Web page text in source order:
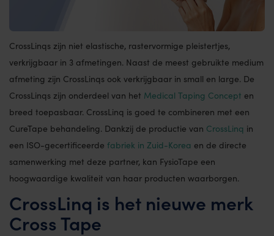
CrossLinqs zijn niet elastische, rastervormige pleistertjes,
verkrijgbaar in 3 afmetingen. Naast de meest gebruikte medium
afmeting zijn CrossLinqs ook verkrijgbaar in small en large. De
CrossLinqs zijn onderdeel van het Medical Taping Concept en
breed toepasbaar. CrossLinq is goed te combineren met een
CureTape behandeling. Dankzij de productie van CrossLinq in
een ISO-gecertificeerde fabriek in Zuid-Korea en de directe
samenwerking met deze partner, kan FysioTape een
hoogwaardige kwaliteit van haar producten waarborgen.
CrossLinq is het nieuwe merk
Cross Tape